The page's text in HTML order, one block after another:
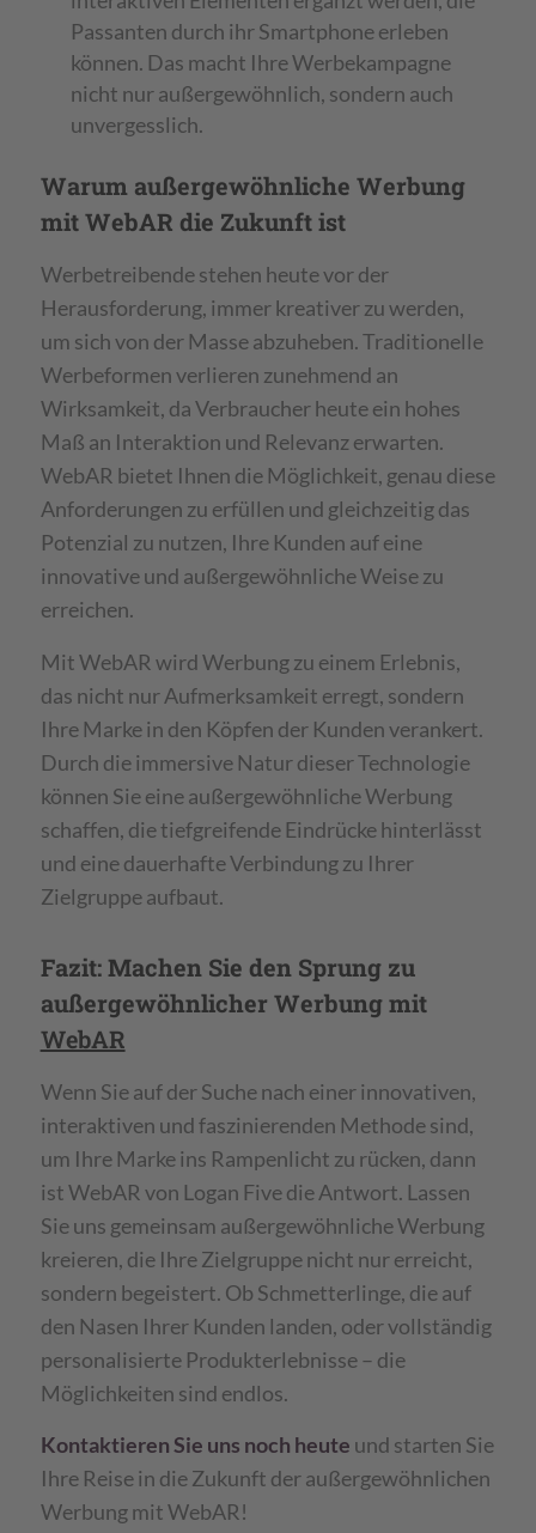
Passanten durch ihr Smartphone erleben
können. Das macht Ihre Werbekampagne
nicht nur außergewöhnlich, sondern auch
unvergesslich.
Warum außergewöhnliche Werbung
mit WebAR die Zukunft ist
Werbetreibende stehen heute vor der
Herausforderung, immer kreativer zu werden,
um sich von der Masse abzuheben. Traditionelle
Werbeformen verlieren zunehmend an
Wirksamkeit, da Verbraucher heute ein hohes
Maß an Interaktion und Relevanz erwarten.
WebAR bietet Ihnen die Möglichkeit, genau diese
Anforderungen zu erfüllen und gleichzeitig das
Potenzial zu nutzen, Ihre Kunden auf eine
innovative und außergewöhnliche Weise zu
erreichen.
Mit WebAR wird Werbung zu einem Erlebnis,
das nicht nur Aufmerksamkeit erregt, sondern
Ihre Marke in den Köpfen der Kunden verankert.
Durch die immersive Natur dieser Technologie
können Sie eine außergewöhnliche Werbung
schaffen, die tiefgreifende Eindrücke hinterlässt
und eine dauerhafte Verbindung zu Ihrer
Zielgruppe aufbaut.
Fazit: Machen Sie den Sprung zu
außergewöhnlicher Werbung mit
WebAR
Wenn Sie auf der Suche nach einer innovativen,
interaktiven und faszinierenden Methode sind,
um Ihre Marke ins Rampenlicht zu rücken, dann
ist WebAR von Logan Five die Antwort. Lassen
Sie uns gemeinsam außergewöhnliche Werbung
kreieren, die Ihre Zielgruppe nicht nur erreicht,
sondern begeistert. Ob Schmetterlinge, die auf
den Nasen Ihrer Kunden landen, oder vollständig
personalisierte Produkterlebnisse – die
Möglichkeiten sind endlos.
Kontaktieren Sie uns noch heute und starten Sie
Ihre Reise in die Zukunft der außergewöhnlichen
Werbung mit WebAR!